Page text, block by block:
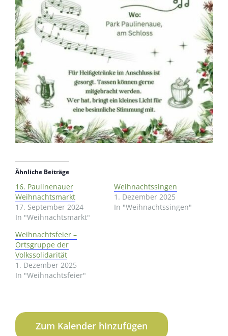
Ähnliche Beiträge
16. Paulinenauer
Weihnachtsmarkt
17. September 2024
In "Weihnachtsmarkt"
Weihnachtssingen
1. Dezember 2025
In "Weihnachtssingen"
Weihnachtsfeier –
Ortsgruppe der
Volkssolidarität
1. Dezember 2025
In "Weihnachtsfeier"
Zum Kalender hinzufügen